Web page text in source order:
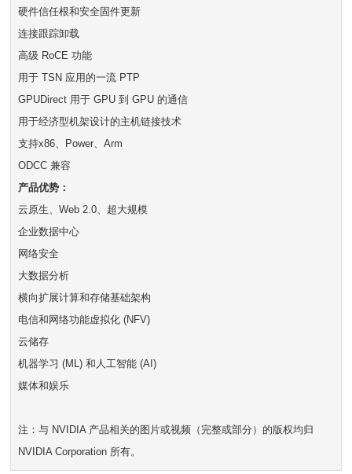
硬件信任根和安全固件更新
连接跟踪卸载
高级 RoCE 功能
用于 TSN 应用的一流 PTP
GPUDirect 用于 GPU 到 GPU 的通信
用于经济型机架设计的主机链接技术
支持x86、Power、Arm
ODCC 兼容
产品优势：
云原生、Web 2.0、超大规模
企业数据中心
网络安全
大数据分析
横向扩展计算和存储基础架构
电信和网络功能虚拟化 (NFV)
云储存
机器学习 (ML) 和人工智能 (AI)
媒体和娱乐
注：与 NVIDIA 产品相关的图片或视频（完整或部分）的版权均归
NVIDIA Corporation 所有。